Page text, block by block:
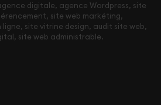
digitale, agence Wordpress, site
site web markéting,
site vitrine design, audit site web,
site web administrable.